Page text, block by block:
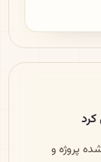
پروژه و